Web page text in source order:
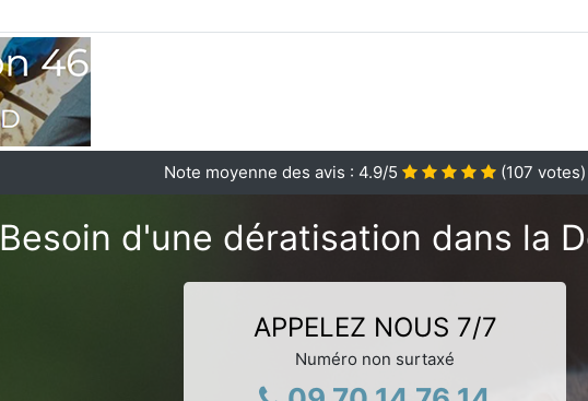
Note moyenne des avis : 4.9/5 (107 votes)
Besoin d'une dératisation dans la
APPELEZ NOUS 7/7
Numéro non surtaxé